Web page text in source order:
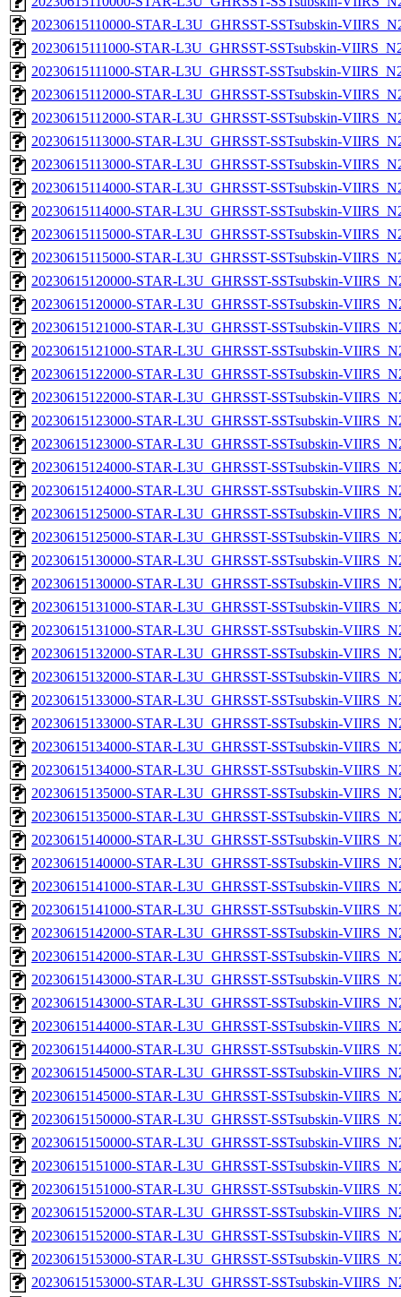
20230615110000-STAR-L3U_GHRSST-SSTsubskin-
20230615111000-STAR-L3U_GHRSST-SSTsubskin-
20230615111000-STAR-L3U_GHRSST-SSTsubskin-
20230615112000-STAR-L3U_GHRSST-SSTsubskin-
20230615112000-STAR-L3U_GHRSST-SSTsubskin-
20230615113000-STAR-L3U_GHRSST-SSTsubskin-
20230615113000-STAR-L3U_GHRSST-SSTsubskin-
20230615114000-STAR-L3U_GHRSST-SSTsubskin-
20230615114000-STAR-L3U_GHRSST-SSTsubskin-
20230615115000-STAR-L3U_GHRSST-SSTsubskin-
20230615115000-STAR-L3U_GHRSST-SSTsubskin-
20230615120000-STAR-L3U_GHRSST-SSTsubskin-
20230615120000-STAR-L3U_GHRSST-SSTsubskin-
20230615121000-STAR-L3U_GHRSST-SSTsubskin-
20230615121000-STAR-L3U_GHRSST-SSTsubskin-
20230615122000-STAR-L3U_GHRSST-SSTsubskin-
20230615122000-STAR-L3U_GHRSST-SSTsubskin-
20230615123000-STAR-L3U_GHRSST-SSTsubskin-
20230615123000-STAR-L3U_GHRSST-SSTsubskin-
20230615124000-STAR-L3U_GHRSST-SSTsubskin-
20230615124000-STAR-L3U_GHRSST-SSTsubskin-
20230615125000-STAR-L3U_GHRSST-SSTsubskin-
20230615125000-STAR-L3U_GHRSST-SSTsubskin-
20230615130000-STAR-L3U_GHRSST-SSTsubskin-
20230615130000-STAR-L3U_GHRSST-SSTsubskin-
20230615131000-STAR-L3U_GHRSST-SSTsubskin-
20230615131000-STAR-L3U_GHRSST-SSTsubskin-
20230615132000-STAR-L3U_GHRSST-SSTsubskin-
20230615132000-STAR-L3U_GHRSST-SSTsubskin-
20230615133000-STAR-L3U_GHRSST-SSTsubskin-
20230615133000-STAR-L3U_GHRSST-SSTsubskin-
20230615134000-STAR-L3U_GHRSST-SSTsubskin-
20230615134000-STAR-L3U_GHRSST-SSTsubskin-
20230615135000-STAR-L3U_GHRSST-SSTsubskin-
20230615135000-STAR-L3U_GHRSST-SSTsubskin-
20230615140000-STAR-L3U_GHRSST-SSTsubskin-
20230615140000-STAR-L3U_GHRSST-SSTsubskin-
20230615141000-STAR-L3U_GHRSST-SSTsubskin-
20230615141000-STAR-L3U_GHRSST-SSTsubskin-
20230615142000-STAR-L3U_GHRSST-SSTsubskin-
20230615142000-STAR-L3U_GHRSST-SSTsubskin-
20230615143000-STAR-L3U_GHRSST-SSTsubskin-
20230615143000-STAR-L3U_GHRSST-SSTsubskin-
20230615144000-STAR-L3U_GHRSST-SSTsubskin-
20230615144000-STAR-L3U_GHRSST-SSTsubskin-
20230615145000-STAR-L3U_GHRSST-SSTsubskin-
20230615145000-STAR-L3U_GHRSST-SSTsubskin-
20230615150000-STAR-L3U_GHRSST-SSTsubskin-
20230615150000-STAR-L3U_GHRSST-SSTsubskin-
20230615151000-STAR-L3U_GHRSST-SSTsubskin-
20230615151000-STAR-L3U_GHRSST-SSTsubskin-
20230615152000-STAR-L3U_GHRSST-SSTsubskin-
20230615152000-STAR-L3U_GHRSST-SSTsubskin-
20230615153000-STAR-L3U_GHRSST-SSTsubskin-
20230615153000-STAR-L3U_GHRSST-SSTsubskin-